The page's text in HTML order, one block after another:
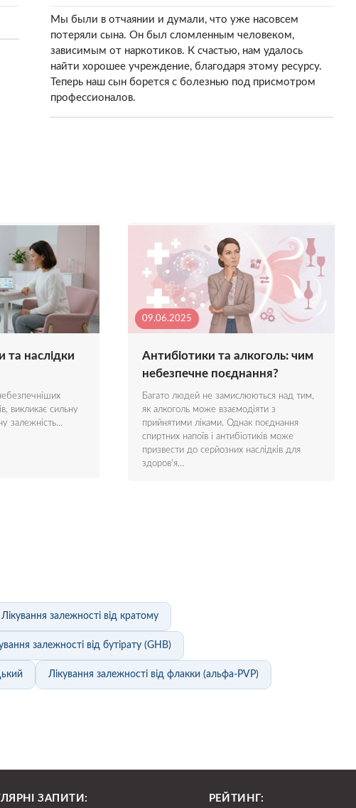
Мы были в отчаянии и думали, что уже насовсем
потеряли сына. Он был сломленным человеком,
зависимым от наркотиков. К счастью, нам удалось
найти хорошее учреждение, благодаря этому ресурсу.
Теперь наш сын борется с болезнью под присмотром
профессионалов.
та наслідки
викликає сильну
залежність…
09.06.2025
Антибіотики та алкоголь: чим
небезпечне поєднання?
Багато людей не замислюються над тим,
як алкоголь може взаємодіяти з
прийнятими ліками. Однак поєднання
спиртних напоїв і антибіотиків може
призвести до серйозних наслідків для
здоров'я…
Лікування залежності від кратому
залежності від бутірату (GHB)
Лікування залежності від флакки (альфа-PVP)
ЗАПИТИ: РЕЙТИНГ: